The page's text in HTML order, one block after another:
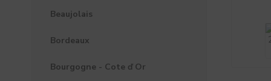
Beaujolais
Bordeaux
Bourgogne - Cote ď Or